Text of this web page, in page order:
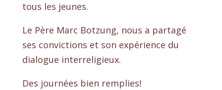
tous les jeunes.
Le Père Marc Botzung, nous a partagé
ses convictions et son expérience du
dialogue interreligieux.
Des journées bien remplies!